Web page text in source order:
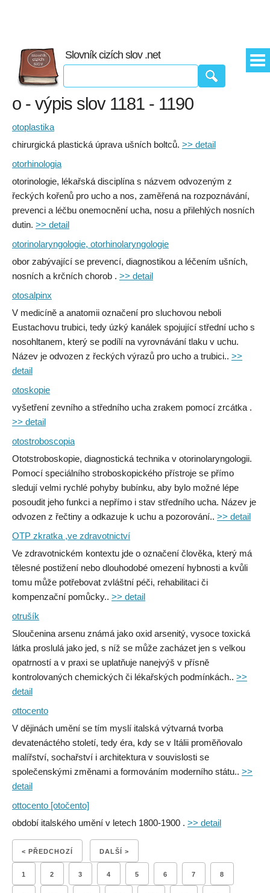
Slovník cizích slov .net
o - výpis slov 1181 - 1190
otoplastika
chirurgická plastická úprava ušních boltců. >> detail
otorhinologia
otorinologie, lékařská disciplína s názvem odvozeným z
řeckých kořenů pro ucho a nos, zaměřená na rozpoznávání,
prevenci a léčbu onemocnění ucha, nosu a přilehlých nosních
dutin. >> detail
otorinolaryngologie, otorhinolaryngologie
obor zabývající se prevencí, diagnostikou a léčením ušních,
nosních a krčních chorob . >> detail
otosalpinx
V medicíně a anatomii označení pro sluchovou neboli
Eustachovu trubici, tedy úzký kanálek spojující střední ucho s
nosohltanem, který se podílí na vyrovnávání tlaku v uchu.
Název je odvozen z řeckých výrazů pro ucho a trubici.. >>
detail
otoskopie
vyšetření zevního a středního ucha zrakem pomocí zrcátka .
>> detail
otostroboscopia
Ototstroboskopie, diagnostická technika v otorinolaryngologii.
Pomocí speciálního stroboskopického přístroje se přímo
sledují velmi rychlé pohyby bubínku, aby bylo možné lépe
posoudit jeho funkci a nepřímo i stav středního ucha. Název je
odvozen z řečtiny a odkazuje k uchu a pozorování.. >> detail
OTP zkratka ,ve zdravotnictví
Ve zdravotnickém kontextu jde o označení člověka, který má
tělesné postižení nebo dlouhodobé omezení hybnosti a kvůli
tomu může potřebovat zvláštní péči, rehabilitaci či
kompenzační pomůcky.. >> detail
otrušík
Sloučenina arsenu známá jako oxid arsenitý, vysoce toxická
látka proslulá jako jed, s níž se může zacházet jen s velkou
opatrností a v praxi se uplatňuje nanejvýš v přísně
kontrolovaných chemických či lékařských podmínkách.. >>
detail
ottocento
V dějinách umění se tím myslí italská výtvarná tvorba
devatenáctého století, tedy éra, kdy se v Itálii proměňovalo
malířství, sochařství i architektura v souvislosti se
společenskými změnami a formováním moderního státu.. >>
detail
ottocento [otočento]
období italského umění v letech 1800-1900 . >> detail
< PŘEDCHOZÍ DALŠÍ >
1 2 3 4 5 6 7 8